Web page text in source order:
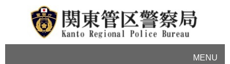
MENU